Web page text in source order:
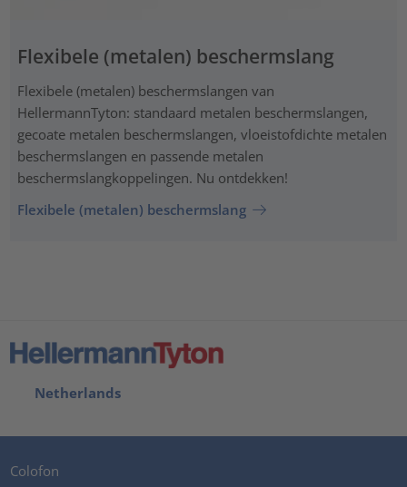
Flexibele (metalen) beschermslang
Flexibele (metalen) beschermslangen van
HellermannTyton: standaard metalen beschermslangen,
gecoate metalen beschermslangen, vloeistofdichte metalen
beschermslangen en passende metalen
beschermslangkoppelingen. Nu ontdekken!
Flexibele (metalen) beschermslang
Netherlands
Colofon